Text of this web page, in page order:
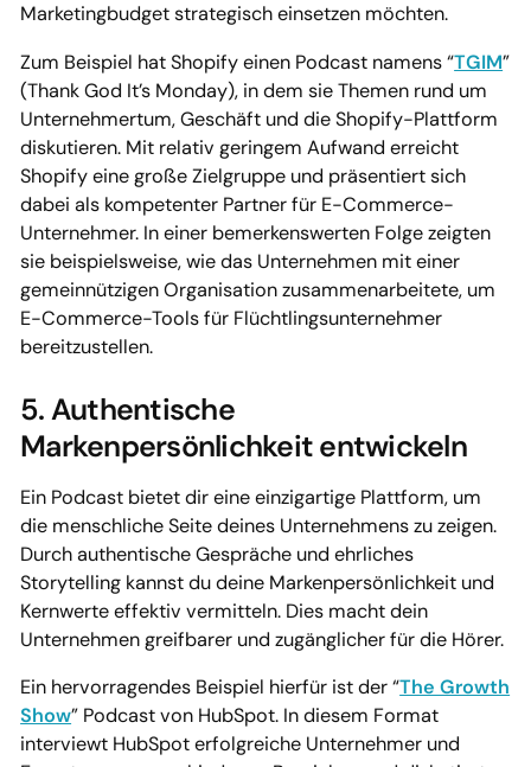
Marketingbudget strategisch einsetzen möchten.
Zum Beispiel hat Shopify einen Podcast namens “TGIM”
(Thank God It’s Monday), in dem sie Themen rund um
Unternehmertum, Geschäft und die Shopify-Plattform
diskutieren. Mit relativ geringem Aufwand erreicht
Shopify eine große Zielgruppe und präsentiert sich
dabei als kompetenter Partner für E-Commerce-
Unternehmer. In einer bemerkenswerten Folge zeigten
sie beispielsweise, wie das Unternehmen mit einer
gemeinnützigen Organisation zusammenarbeitete, um
E-Commerce-Tools für Flüchtlingsunternehmer
bereitzustellen.
5. Authentische
Markenpersönlichkeit entwickeln
Ein Podcast bietet dir eine einzigartige Plattform, um
die menschliche Seite deines Unternehmens zu zeigen.
Durch authentische Gespräche und ehrliches
Storytelling kannst du deine Markenpersönlichkeit und
Kernwerte effektiv vermitteln. Dies macht dein
Unternehmen greifbarer und zugänglicher für die Hörer.
Ein hervorragendes Beispiel hierfür ist der “The Growth
Show” Podcast von HubSpot. In diesem Format
interviewt HubSpot erfolgreiche Unternehmer und